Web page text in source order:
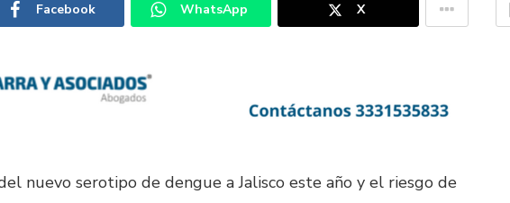
Facebook WhatsApp X
nuevo serotipo de dengue a Jalisco este año y el riesgo de